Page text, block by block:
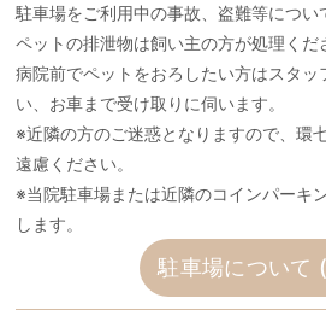
駐車場をご利用中の事故、盗難等につい
ペットの排泄物は飼い主の方が処理くだ
病院前でペットをおろしたい方はスタッ
い、お車まで受け取りに伺います。
※近隣の方のご迷惑となりますので、環
遠慮ください。
※当院駐車場または近隣のコインパーキ
します。
駐車場について